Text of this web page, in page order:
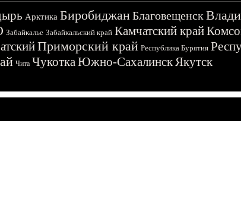
Арктика БиробиджанБлаговещенск
Забайкалье Забайкальский край Камчатский край
Приморский край Республика Бурятия
Чита ЧукоткаЮжно-СахалинскЯкутск